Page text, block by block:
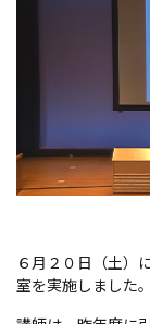
６月２０日（土）
室を実施しました。